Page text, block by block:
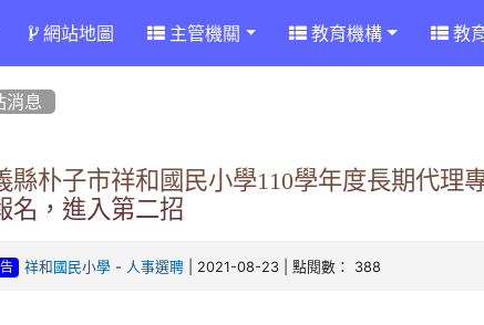
網站地圖 主管機關 教育機構 教
消息
縣朴子市祥和國民小學110學年度長期代理
名，進入第二招
祥和國民小學 - 人事選聘 | 2021-08-23 | 點閱數： 388